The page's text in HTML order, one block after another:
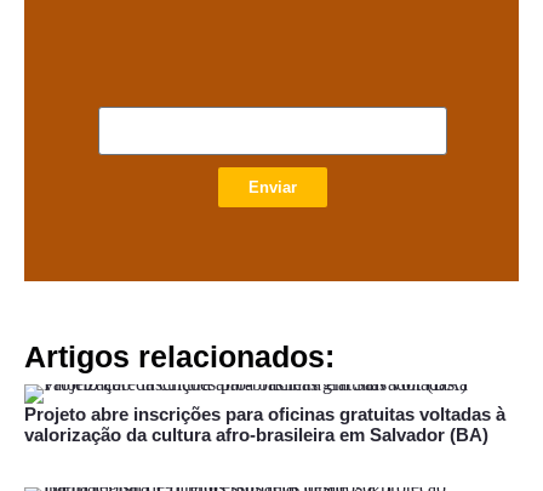
Enviar
Artigos relacionados:
Projeto abre inscrições para oficinas gratuitas voltadas à
valorização da cultura afro-brasileira em Salvador (BA)